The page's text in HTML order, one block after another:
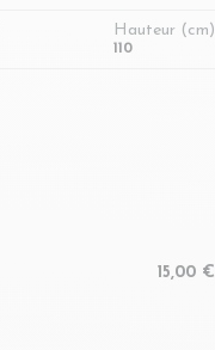
Hauteur (cm)
110
15,00 €